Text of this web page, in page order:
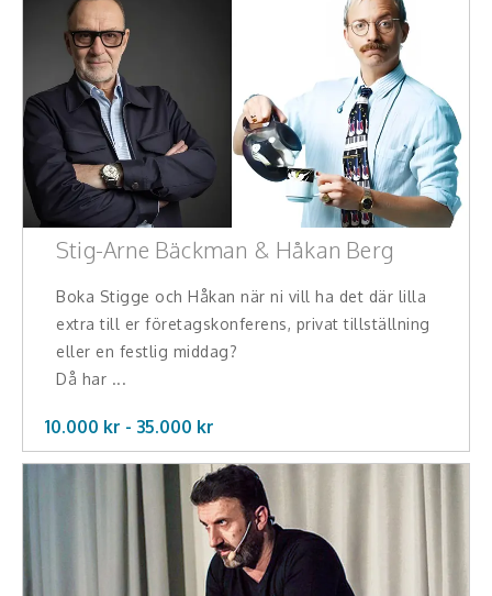
Stig-Arne Bäckman & Håkan Berg
Boka Stigge och Håkan när ni vill ha det där lilla
extra till er företagskonferens, privat tillställning
eller en festlig middag?
Då har ...
10.000 kr - 35.000 kr